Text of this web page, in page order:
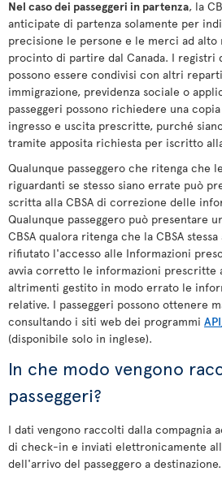
Nel caso dei passeggeri in partenza, la
anticipate di partenza solamente per
precisione le persone e le merci ad alto
procinto di partire dal Canada. I registri
possono essere condivisi con altri
immigrazione, previdenza sociale o
passeggeri possono richiedere una
ingresso e uscita prescritte, purché
tramite apposita richiesta per iscritto
Qualunque passeggero che ritenga che
riguardanti se stesso siano errate può
scritta alla CBSA di correzione delle
Qualunque passeggero può presentare
CBSA qualora ritenga che la CBSA
rifiutato l'accesso alle Informazioni
avvia corretto le informazioni prescritte
altrimenti gestito in modo errato le
relative. I passeggeri possono ottenere
consultando i siti web dei programmi
(disponibile solo in inglese).
In che modo vengono
passeggeri?
I dati vengono raccolti dalla compagnia
di check-in e inviati elettronicamente
dell'arrivo del passeggero a destinazione.